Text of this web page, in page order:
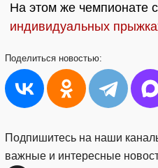
На этом же чемпионате
индивидуальных
Поделиться новостью:
Подпишитесь на наши
важные и интересные